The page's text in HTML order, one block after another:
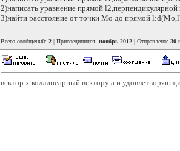
2)написать уравнение прямой
3)найти расстояние от точки Мо до прямой
Всего сообщений: 2 | Присоединился: ноябрь 2012 | Отправлено: 30
вектор x коллинеарный вектору a и